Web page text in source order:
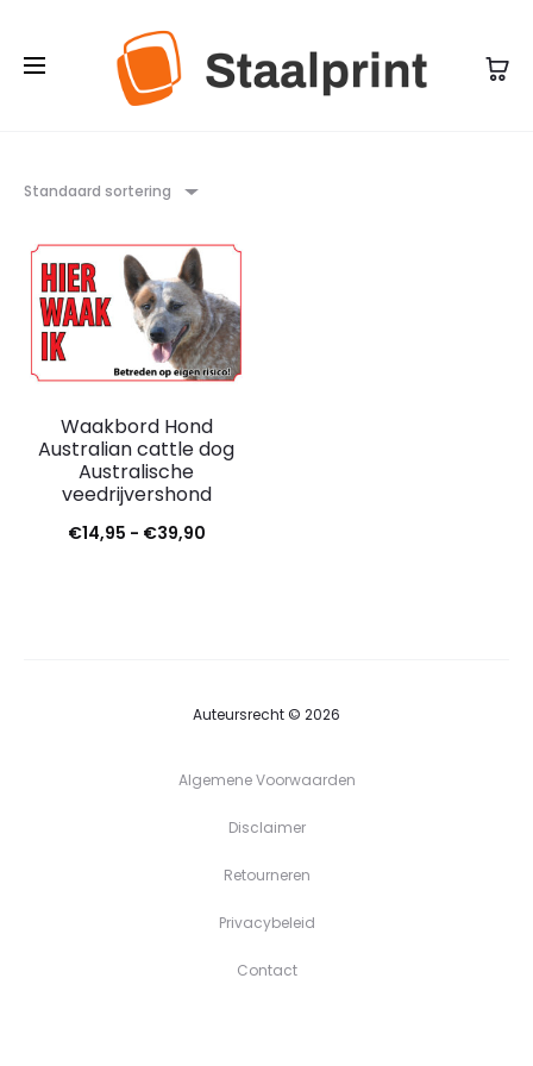
Standaard sortering
Waakbord Hond
Australian cattle dog
Australische
veedrijvershond
€14,95 - €39,90Prijsklasse:
Auteursrecht © 2026
Algemene Voorwaarden
Disclaimer
Retourneren
Privacybeleid
Contact